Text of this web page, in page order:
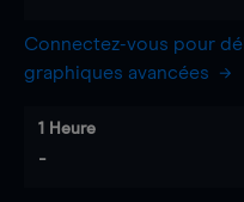
Connectez-vous pour
graphiques avancées
1 Heure
-